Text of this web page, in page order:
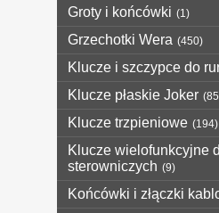
Groty i końcówki (1)
Grzechotki Wera (450)
Klucze i szczypce do
Klucze płaskie Joker
Klucze trzpieniowe (194)
Klucze wielofunkcyjne
sterowniczych (9)
Końcówki i złączki